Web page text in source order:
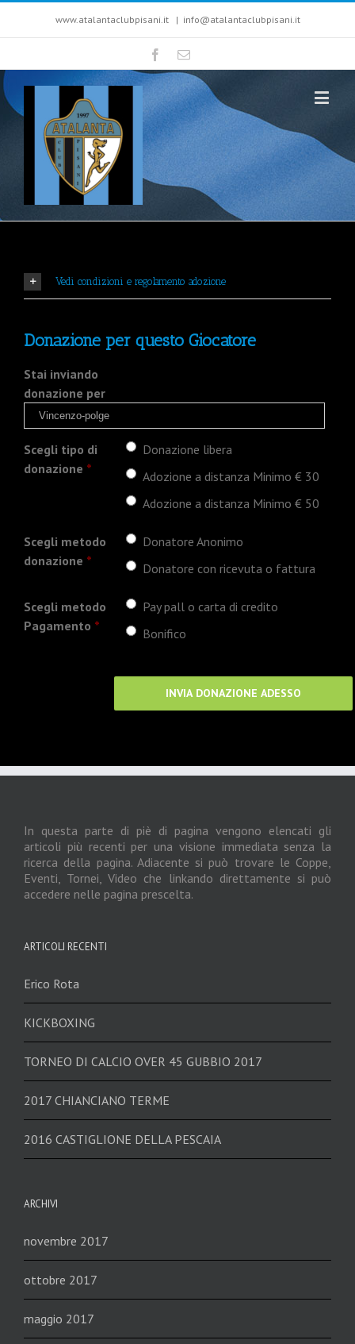
www.atalantaclubpisani.it | info@atalantaclubpisani.it
Vedi condizioni e regolamento adozione
Donazione per questo Giocatore
Stai inviando
donazione per
Scegli tipo di
donazione *
Donazione libera
Adozione a distanza Minimo € 30
Adozione a distanza Minimo € 50
Scegli metodo
donazione *
Donatore Anonimo
Donatore con ricevuta o fattura
Scegli metodo
Pagamento *
Pay pall o carta di credito
Bonifico
In questa parte di piè di pagina vengono elencati gli
articoli più recenti per una visione immediata senza la
ricerca della pagina. Adiacente si può trovare le Coppe,
Eventi, Tornei, Video che linkando direttamente si può
accedere nelle pagina prescelta.
ARTICOLI RECENTI
Erico Rota
KICKBOXING
TORNEO DI CALCIO OVER 45 GUBBIO 2017
2017 CHIANCIANO TERME
2016 CASTIGLIONE DELLA PESCAIA
ARCHIVI
novembre 2017
ottobre 2017
maggio 2017